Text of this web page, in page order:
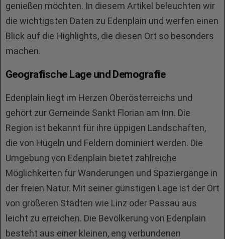
genießen möchten. In diesem Artikel beleuchten wir
die wichtigsten Daten zu Edenplain und werfen einen
Blick auf die Highlights, die diesen Ort so besonders
machen.
Geografische Lage und Demografie
Edenplain liegt im Herzen Oberösterreichs und
gehört zur Gemeinde Sankt Florian am Inn. Die
Region ist bekannt für ihre üppigen Landschaften,
die von Hügeln und Feldern dominiert werden. Die
Umgebung von Edenplain bietet zahlreiche
Möglichkeiten für Wanderungen und Spaziergänge in
der freien Natur. Mit seiner günstigen Lage ist der Ort
von größeren Städten wie Linz oder Passau aus
leicht zu erreichen. Die Bevölkerung von Edenplain
besteht aus einer kleinen, eng verbundenen